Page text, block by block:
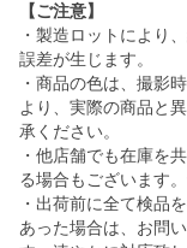
【ご注意】
・製造ロットにより
誤差が生じます。
・商品の色は、撮影
より、実際の商品と
承ください。
・他店舗でも在庫を
る場合もございます
・出荷前に全て検品
あった場合は、お問